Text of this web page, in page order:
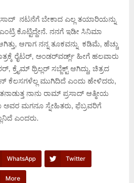
ನಟನೆಗೆ ಬೇಕಾದ ಎಲ್ಲ ತಯಾರಿಯನ್ನು
ಕೊಟ್ಟಿದ್ದೇನೆ. ನನಗೆ ಇಡೀ ಸಿನಿಮಾ
ಆಗಾಗ ನನ್ನ ತೂಕವನ್ನು ಕಡಿಮೆ, ಹೆಚ್ಚು
ರೈಟರ್, ಅಂಡರ್‌ವರ್ಡ್ಲ್ ಹೀಗೆ ಹಲವಾರು
ಕ್ರೈಮ್ ಥ್ರಿಲ್ಲರ್ ಸಬ್ಜೆಕ್ಟ್ ಆಗಿದ್ದು, ಚಿತ್ರದ
ಕೆಲಸಗಳೆಲ್ಲ ಮುಗಿದಿದೆ ಎಂದು ಹೇಳಿದರು,
ನಾನು ರಾಮ್ ಪ್ರಸಾದ್ ಆತ್ಮೀಯ
ಅವರ ಮಗನೂ ಸ್ನೇಹಿತರು, ಫೆಬ್ರವರಿಗೆ
ಎಂದರು.
WhatsApp Twitter
More